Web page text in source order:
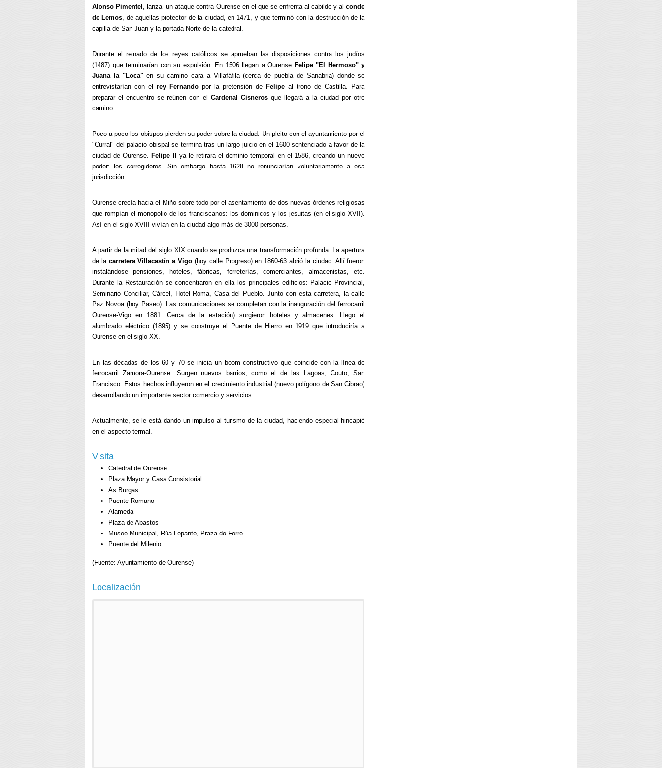
Alonso Pimentel , lanza un ataque contra Ourense en el que se enfrenta al cabildo y alconde
de Lemos, de aquellas protector de la ciudad, en 1471, y que terminó con la destrucción de la
capilla de San Juan y la portada Norte de la catedral.
Durante el reinado de los reyes católicos se aprueban las disposiciones contra los judíos
(1487) que terminarían con su expulsión. En 1506 llegan a Ourense Felipe "El Hermoso" y
Juana la "Loca"en su camino cara a Villafáfila (cerca de puebla de Sanabria) donde se
entrevistarían con elrey Fernando por la pretensión de Felipe al trono de Castilla. Para
preparar el encuentro se reúnen con el Cardenal Cisnerosque llegará a la ciudad por otro
camino.
Poco a poco los obispos pierden su poder sobre la ciudad. Un pleito con el ayuntamiento por el
"Curral" del palacio obispal se termina tras un largo juicio en el 1600 sentenciado a favor de la
ciudad de Ourense. Felipe II
ya le retirara el dominio temporal en el 1586, creando un nuevo
poder: los corregidores. Sin embargo hasta 1628 no renunciarían voluntariamente a esa
jurisdicción.
Ourense crecía hacia el Miño sobre todo por el asentamiento de dos nuevas órdenes religiosas
que rompían el monopolio de los franciscanos: los dominicos y los jesuitas (en el siglo XVII).
Así en el siglo XVIII vivían en la ciudad algo más de 3000 personas.
A partir de la mitad del siglo XIX cuando se produzca una transformación profunda. La apertura
de la carretera Villacastín a Vigo (hoy calle Progreso) en 1860-63 abrió la ciudad. Allí fueron
instalándose pensiones, hoteles, fábricas, ferreterías, comerciantes, almacenistas, etc.
Durante la Restauración se concentraron en ella los principales edificios: Palacio Provincial,
Seminario Conciliar, Cárcel, Hotel Roma, Casa del Pueblo. Junto con esta carretera, la calle
Paz Novoa (hoy Paseo). Las comunicaciones se completan con la inauguración del ferrocarril
Ourense-Vigo en 1881. Cerca de la estación) surgieron hoteles y almacenes. Llego el
alumbrado eléctrico (1895) y se construye el Puente de Hierro en 1919 que introduciría a
Ourense en el siglo XX.
En las décadas de los 60 y 70 se inicia un boom constructivo que coincide con la línea de
ferrocarril Zamora-Ourense. Surgen nuevos barrios, como el de las Lagoas, Couto, San
Francisco. Estos hechos influyeron en el crecimiento industrial (nuevo polígono de San Cibrao)
desarrollando un importante sector comercio y servicios.
Actualmente, se le está dando un impulso al turismo de la ciudad, haciendo especial hincapié
en el aspecto termal.
Visita
Catedral de Ourense
Plaza Mayor y Casa Consistorial
As Burgas
Puente Romano
Alameda
Plaza de Abastos
Museo Municipal, Rúa Lepanto, Praza do Ferro
Puente del Milenio
(Fuente: Ayuntamiento de Ourense)
Localización